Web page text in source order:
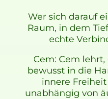
Wer sich darauf
Raum, in dem
echte
Cem: Cem
bewusst in die
innere
unabhängig von